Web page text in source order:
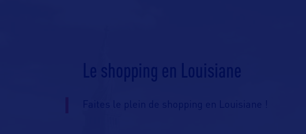
Le shopping en Louisiane
Faites le plein de shopping en Louisiane !